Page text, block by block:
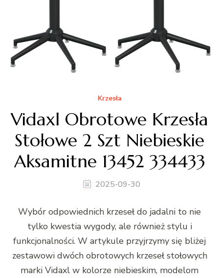
Krzesła
Vidaxl Obrotowe Krzesła
Stołowe 2 Szt Niebieskie
Aksamitne 13452 334433
2025-09-30
Wybór odpowiednich krzeseł do jadalni to nie
tylko kwestia wygody, ale również stylu i
funkcjonalności. W artykule przyjrzymy się bliżej
zestawowi dwóch obrotowych krzeseł stołowych
marki Vidaxl w kolorze niebieskim, modelom